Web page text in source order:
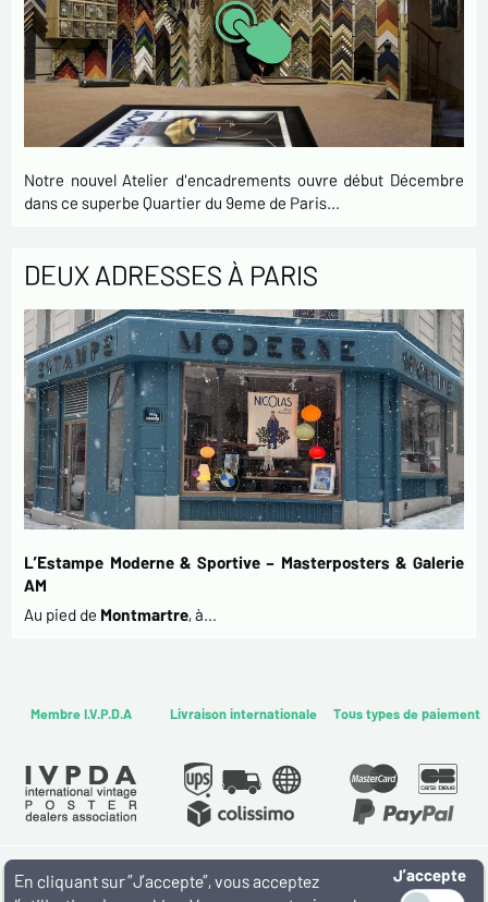
Notre nouvel Atelier d'encadrements ouvre début Décembre
dans ce superbe Quartier du 9eme de Paris…
DEUX ADRESSES À PARIS
L’Estampe Moderne & Sportive – Masterposters & Galerie
AM
Au pied de Montmartre, à…
Membre I.V.P.D.A Livraison internationale Tous types de paiement
WWW.MASTERPOSTERS.COMJ’accepte
En cliquant sur ”J’accepte”, vous acceptez